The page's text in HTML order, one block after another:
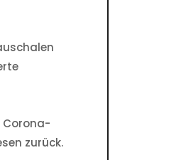
Corona-
zurück.